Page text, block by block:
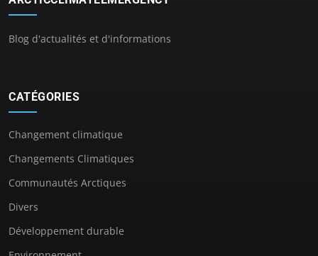
Blog d'actualités et d'informations
CATÉGORIES
Changement climatique
Changements Climatiques
Communautés Arctiques
Divers
Développement durable